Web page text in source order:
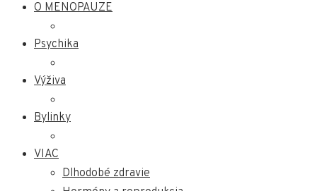
O MENOPAUZE
Psychika
Výživa
Bylinky
VIAC
Dlhodobé zdravie